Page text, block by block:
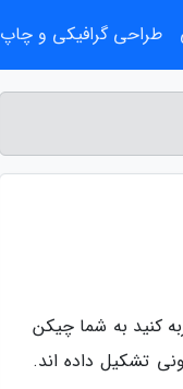
کنید به شما چیکن
تشکیل داده اند.
طراحی گرافیکی و چاپ